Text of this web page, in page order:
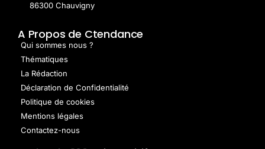
86300 Chauvigny
A Propos de Ctendance
Qui sommes nous ?
Thématiques
La Rédaction
Déclaration de Confidentialité
Politique de cookies
Mentions légales
Contactez-nous